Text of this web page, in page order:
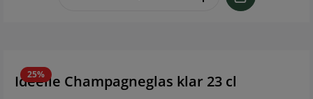
25%
Idéelle Champagneglas klar 23 cl